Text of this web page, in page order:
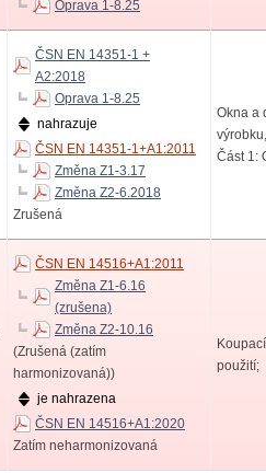
Oprava 1-8.25
ČSN EN 14351-1 +
A2:2018
Oprava 1-8.25
nahrazuje
ČSN EN 14351-1+A1:2011
Změna Z1-3.17
Změna Z2-6.2018
Zrušená
Okna a
Část 1:
ČSN EN 14516+A1:2011
Změna Z1-6.16
(zrušena)
Změna Z2-10.16
(Zrušená (zatím
harmonizovaná))
je nahrazena
ČSN EN 14516+A1:2020
Zatím neharmonizovaná
použití;